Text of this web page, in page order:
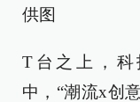
供图
T台之上，
中，“潮流x创